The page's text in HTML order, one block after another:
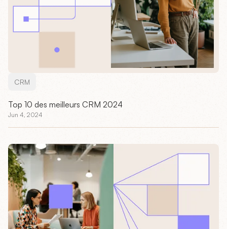
CRM
Top 10 des meilleurs CRM 2024
Jun 4, 2024